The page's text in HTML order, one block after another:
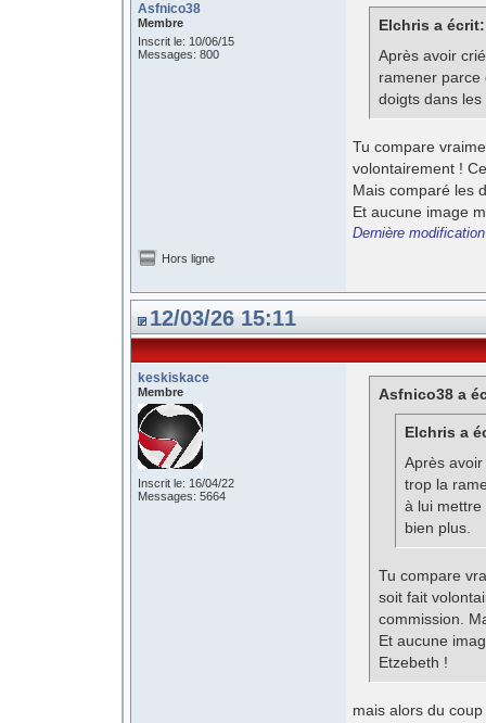
Asfnico38
Membre
Inscrit le: 10/06/15
Messages: 800
Elchris a écrit:
Après avoir
ramener parce
doigts dans
Tu compare
volontairement !
Mais comparé les
Et aucune image
Dernière
Hors ligne
12/03/26 15:11
keskiskace
Membre
Inscrit le: 16/04/22
Messages: 5664
Asfnico38 a
Elchris a
Après
trop la
à lui mettre
bien plus.
Tu compare
soit fait
commission.
Et aucune
Etzebeth !
mais alors du